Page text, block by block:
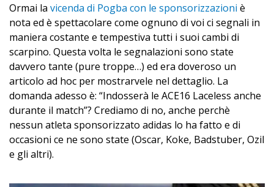
Ormai la vicenda di Pogba con le sponsorizzazioni è
nota ed è spettacolare come ognuno di voi ci segnali in
maniera costante e tempestiva tutti i suoi cambi di
scarpino. Questa volta le segnalazioni sono state
davvero tante (pure troppe…) ed era doveroso un
articolo ad hoc per mostrarvele nel dettaglio. La
domanda adesso è: “Indosserà le ACE16 Laceless anche
durante il match”? Crediamo di no, anche perchè
nessun atleta sponsorizzato adidas lo ha fatto e di
occasioni ce ne sono state (Oscar, Koke, Badstuber, Ozil
e gli altri).